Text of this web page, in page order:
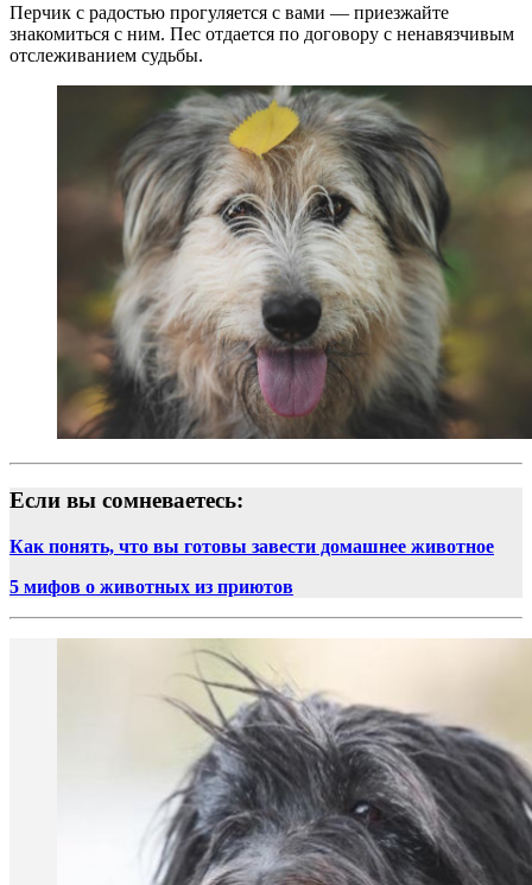
Перчик с радостью прогуляется с вами — приезжайте
знакомиться с ним. Пес отдается по договору с ненавязчивым
отслеживанием судьбы.
Если вы сомневаетесь:
Как понять, что вы готовы завести домашнее животное
5 мифов о животных из приютов